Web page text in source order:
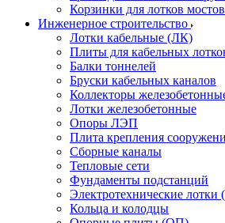
Корзинки для лотков
Инженерное строительство
Лотки кабельные (ЛК)
Плиты для кабельных
Балки тоннелей
Бруски кабельных каналов
Коллекторы
Лотки железобетонные
Опоры ЛЭП
Плита крепления
Сборные каналы
Тепловые сети
Фундаменты подстанций
Электротехнические
Кольца и колодцы